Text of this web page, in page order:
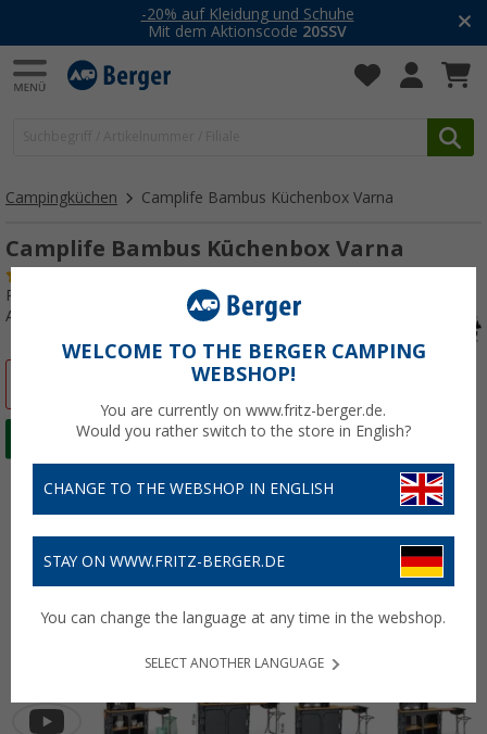
-20% auf Kleidung und Schuhe
Mit dem Aktionscode 20SSV
Campingküchen Camplife Bambus Küchenbox Varna
Camplife Bambus Küchenbox Varna
Produkttester:
Art.-Nr.: 024284
WELCOME TO THE BERGER CAMPING
WEBSHOP!
You are currently on www.fritz-berger.de.
Would you rather switch to the store in English?
CHANGE TO THE WEBSHOP IN ENGLISH
STAY ON WWW.FRITZ-BERGER.DE
You can change the language at any time in the webshop.
SELECT ANOTHER LANGUAGE